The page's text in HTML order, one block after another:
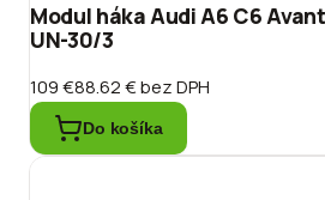
Modul háka Audi A6 C6
UN-30/3
109 €88.62 €bez DPH
Do košíka